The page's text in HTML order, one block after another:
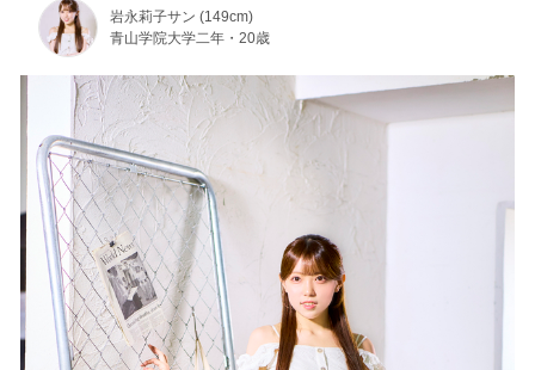
岩永莉子サン (149cm)
青山学院大学二年・20歳